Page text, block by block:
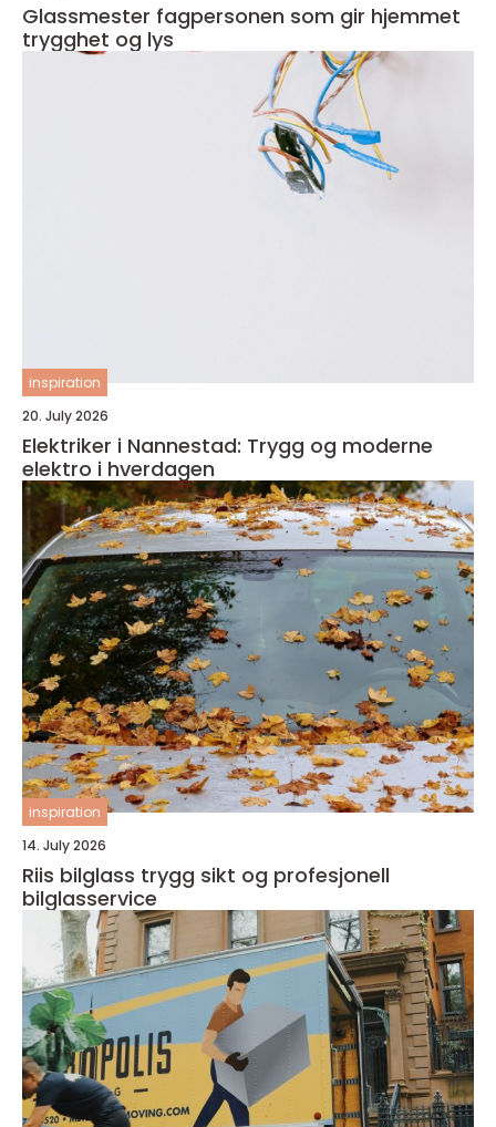
Glassmester fagpersonen som gir hjemmet
trygghet og lys
inspiration
20. July 2026
Elektriker i Nannestad: Trygg og moderne
elektro i hverdagen
inspiration
14. July 2026
Riis bilglass trygg sikt og profesjonell
bilglasservice